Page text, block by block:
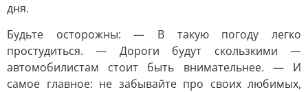
дня.
Будьте осторожны: — В такую погоду легко
простудиться. — Дороги будут скользкими —
автомобилистам стоит быть внимательнее. — И
самое главное: не забывайте про своих любимых,